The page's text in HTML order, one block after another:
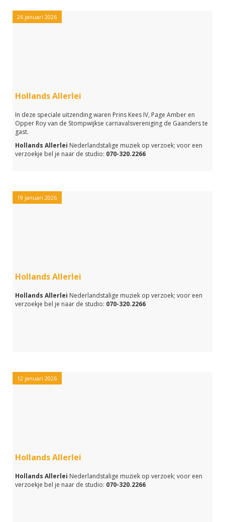
26 januari 2026
Hollands Allerlei
In deze speciale uitzending waren Prins Kees IV, Page Amber en
Opper Roy van de Stompwijkse carnavalsvereniging de Gaanders te
gast.
Hollands Allerlei Nederlandstalige muziek op verzoek; voor een
verzoekje bel je naar de studio: 070-320.2266
19 januari 2026
Hollands Allerlei
Hollands Allerlei Nederlandstalige muziek op verzoek; voor een
verzoekje bel je naar de studio: 070-320.2266
12 januari 2026
Hollands Allerlei
Hollands Allerlei Nederlandstalige muziek op verzoek; voor een
verzoekje bel je naar de studio: 070-320.2266